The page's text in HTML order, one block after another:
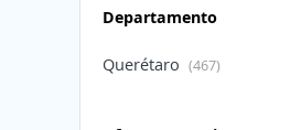
Salud / Medicina
Energía (12)
Departamento
Querétaro (467)